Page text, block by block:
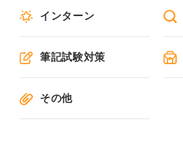
インターン
筆記試験対策
その他